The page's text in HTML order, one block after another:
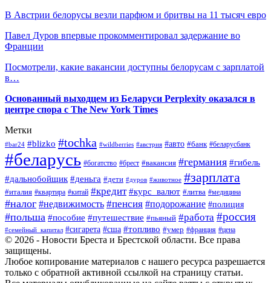
В Австрии белорусы везли парфюм и бритвы на 11 тысяч евро
Павел Дуров впервые прокомментировал задержание во
Франции
Посмотрели, какие вакансии доступны белорусам с зарплатой
в…
Основанный выходцем из Беларуси Perplexity оказался в
центре спора с The New York Times
Метки
#bar24 #blizko #tochka #wildberries #австрия #авто #банк #беларусбанк
#беларусь #богатство #брест #вакансия #германия #гибель
#дальнобойщик #деньга #дети #дуров #животное #зарплата
#италия #квартира #китай #кредит #курс_валют #литва #медицина
#налог #недвижимость #пенсия #подорожание #полиция
#польша #пособие #путешествие #пьяный #работа #россия
#семейный_капитал #сигарета #сша #топливо #умер #франция #цена
© 2026 - Новости Бреста и Брестской области. Все права
защищены.
Любое копирование материалов с нашего ресурса разрешается
только с обратной активной ссылкой на страницу статьи.